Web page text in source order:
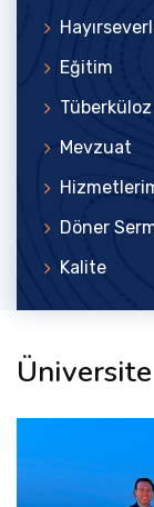
Eğitim
Tüberküloz
Mevzuat
Döner
Kalite